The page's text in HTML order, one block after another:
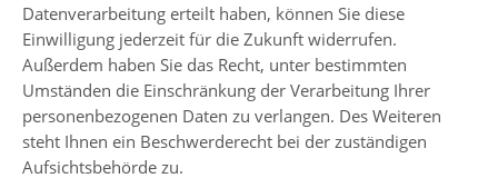
Datenverarbeitung erteilt haben, können Sie diese
Einwilligung jederzeit für die Zukunft widerrufen.
Außerdem haben Sie das Recht, unter bestimmten
Umständen die Einschränkung der Verarbeitung Ihrer
personenbezogenen Daten zu verlangen. Des Weiteren
steht Ihnen ein Beschwerderecht bei der zuständigen
Aufsichtsbehörde zu.